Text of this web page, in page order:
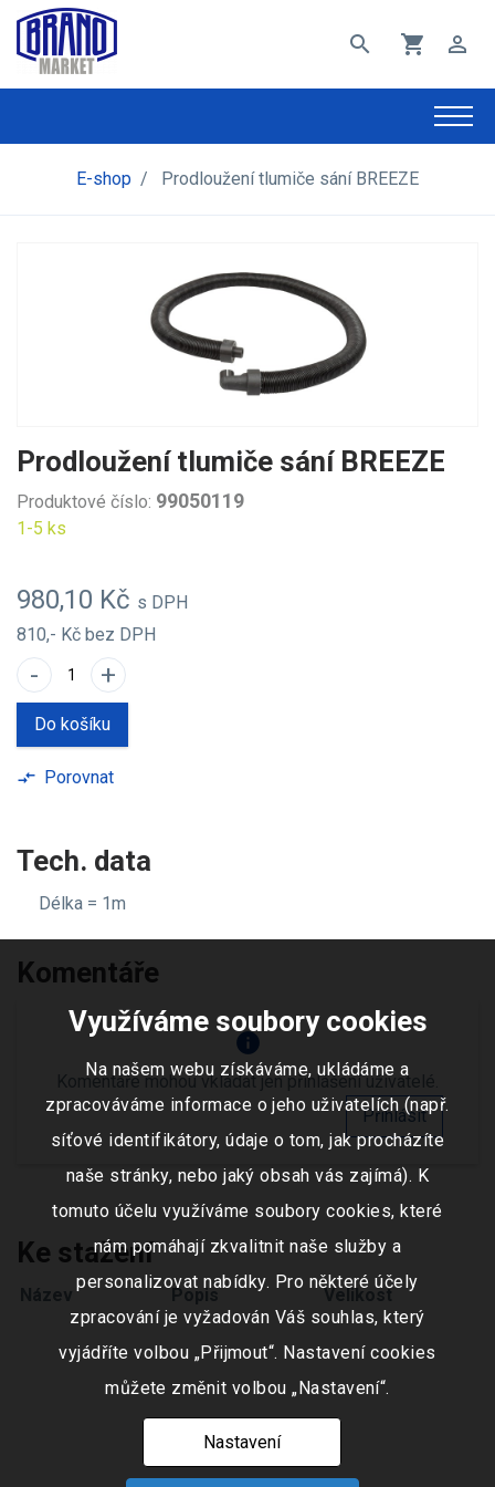
search shopping_cart perm_identity
E-shop / Prodloužení tlumiče sání BREEZE
Prodloužení tlumiče sání BREEZE
Produktové číslo: 99050119
1-5 ks
980,10 Kč s DPH
810,- Kč bez DPH
- +
Do košíku
compare_arrows Porovnat
Tech. data
Délka = 1m
Komentáře
info
Komentáře mohou vkládat jen přihlášení uživatelé.
Přihlásit
Ke stažení
Název Popis Velikost
Využíváme soubory cookies
Na našem webu získáváme, ukládáme a
zpracováváme informace o jeho uživatelích (např.
síťové identifikátory, údaje o tom, jak procházíte
naše stránky, nebo jaký obsah vás zajímá). K
tomuto účelu využíváme soubory cookies, které
nám pomáhají zkvalitnit naše služby a
personalizovat nabídky. Pro některé účely
zpracování je vyžadován Váš souhlas, který
vyjádříte volbou „Přijmout“. Nastavení cookies
můžete změnit volbou „Nastavení“.
Nastavení